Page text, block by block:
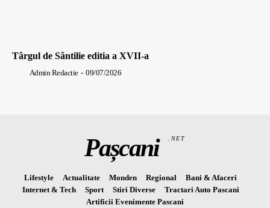
Târgul de Sântilie editia a XVII-a
Admin Redactie - 09/07/2026
Pașcani .NET
Lifestyle Actualitate Monden Regional
Bani & Afaceri
Internet & Tech
Sport Stiri Diverse
Tractari Auto Pascani
Artificii Evenimente Pascani